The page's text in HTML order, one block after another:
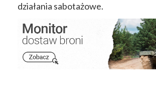
działania sabotażowe.